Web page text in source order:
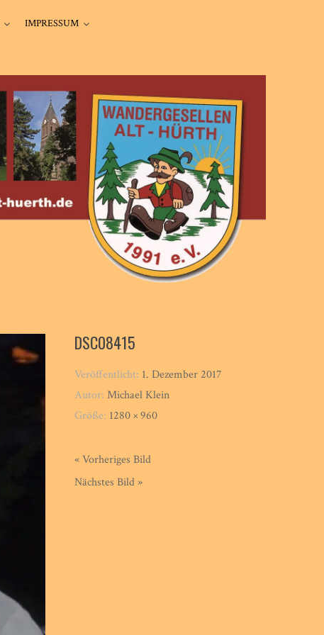
IMPRESSUM
DSC08415
Veröffentlicht: 1. Dezember 2017
Autor:Michael Klein
Größe: 1280 × 960
« Vorheriges Bild
Nächstes Bild »